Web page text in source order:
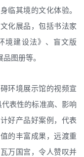
临其境的文化体验。
化展品，包括书法家
境建设法》、盲文版
图册等。
环境展示馆的视频宣
表性的标准高、影响
好产品好案例，代表
的丰富成果，远渡重
万国宫，令人赞叹并